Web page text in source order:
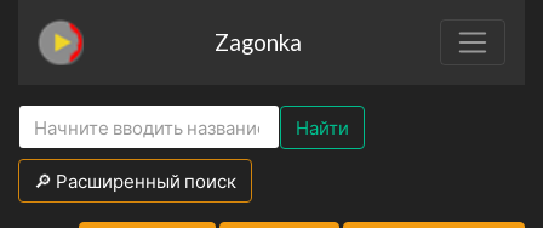
Zagonka
Найти
🔎 Расширенный поиск